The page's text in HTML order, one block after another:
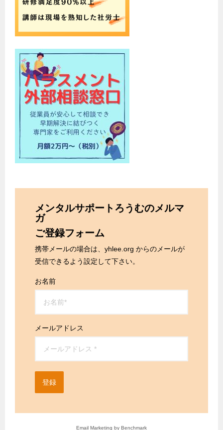
メンタルサポートろうむのメルマ
ガ
ご登録フォーム
携帯メールの場合は、yhlee.org からのメールが
受信できるよう設定して下さい。
お名前
メールアドレス
登録
Email Marketing by Benchmark